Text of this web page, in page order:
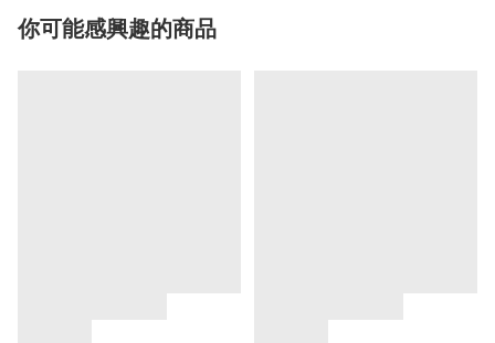
你可能感興趣的商品